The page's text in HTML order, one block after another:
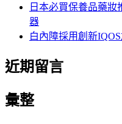
日本必買保養品藥妝
器
白內障採用創新
近期留言
彙整